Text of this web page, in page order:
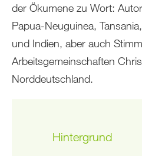
der Ökumene zu Wort:
Papua-Neuguinea,
und Indien, aber auch
Arbeitsgemeinschaften
Norddeutschland.
Hintergrund